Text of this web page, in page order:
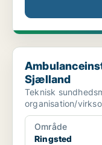
Ambulanceinstruktør
Sjælland
Teknisk
organisation/
Område
Ringsted